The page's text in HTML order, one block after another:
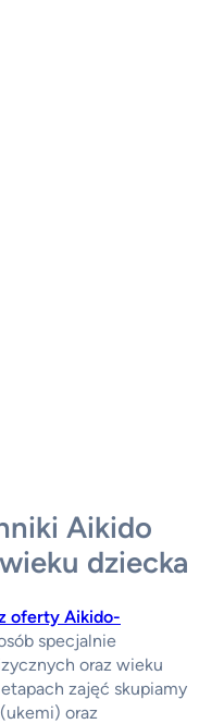
Aikido
dziecka
oferty Aikido-
specjalnie
oraz wieku
zajęć skupiamy
oraz